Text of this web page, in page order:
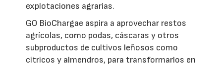
explotaciones agrarias.
GO BioChargae aspira a aprovechar restos
agrícolas, como podas, cáscaras y otros
subproductos de cultivos leñosos como
cítricos y almendros, para transformarlos en